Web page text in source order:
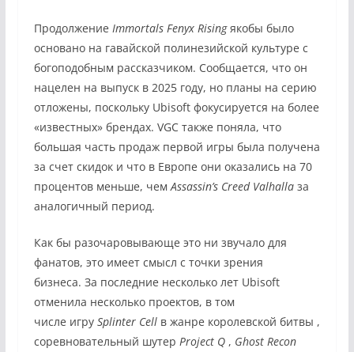
Продолжение Immortals Fenyx Rising якобы было
основано на гавайской полинезийской культуре с
богоподобным рассказчиком. Сообщается, что он
нацелен на выпуск в 2025 году, но планы на серию
отложены, поскольку Ubisoft фокусируется на более
«известных» брендах. VGC также поняла, что
большая часть продаж первой игры была получена
за счет скидок и что в Европе они оказались на 70
процентов меньше, чемAssassin’s Creed Valhallaза
аналогичный период.
Как бы разочаровывающе это ни звучало для
фанатов, это имеет смысл с точки зрения
бизнеса. За последние несколько лет Ubisoft
отменила несколько проектов, в том
числе игру Splinter Cellв жанре королевской битвы ,
соревновательный шутер Project Q, Ghost Recon